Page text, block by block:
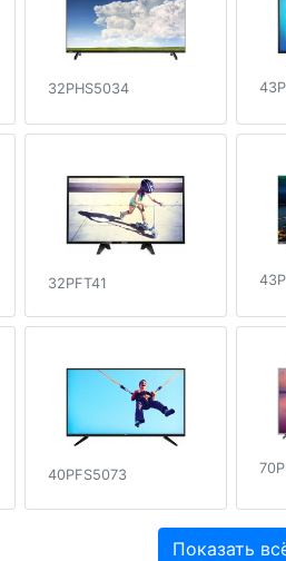
32PHS5034
32PFT41
40PFS5073
Показать